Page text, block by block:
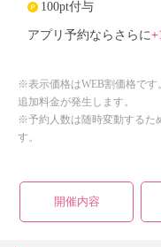
100pt付与
アプリ予約ならさらに
※表示価格はWEB割価格です
追加料金が発生します。
※予約人数は随時変動するた
す。
開催内容